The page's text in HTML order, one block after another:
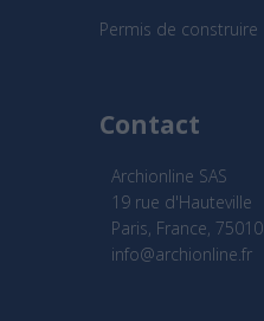
Permis de construire
Contact
Archionline SAS
19 rue d'Hauteville
Paris, France, 75010
info@archionline.fr